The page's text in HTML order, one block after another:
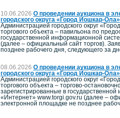
10.06.2026 О проведении аукциона в
городского округа «Город Йошкар-Ола»
Администрацией городского округ
торгового объекта – павильона по
государственной информационной
(далее – официальный сайт торгов).
позднее рабочего дня, следующего за
08.06.2026 О проведении аукциона в
городского округа «Город Йошкар-Ола»
Администрацией городского округ
торгового объекта – торгово-
зарегистрированные в
«Интернет» www.torgi.gov.ru (далее –
электронной площадке не позднее